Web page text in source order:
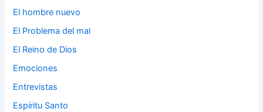
El hombre nuevo
El Problema del mal
El Reino de Dios
Emociones
Entrevistas
Espíritu Santo